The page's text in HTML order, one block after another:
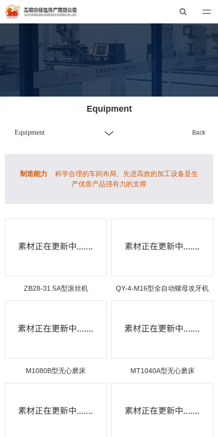
Tel：0510-88551801
E-mail：xibiao@xibiao.cn
开云官方网页版
Equipment
Equipment Back
制造能力 科学合理的车间布局、先进高效的加工设备是生
产优质产品强有力的支撑
ZB28-31.5A型滚丝机 QY-4-M16型全自动螺母攻牙机
M1080B型无心磨床 MT1040A型无心磨床